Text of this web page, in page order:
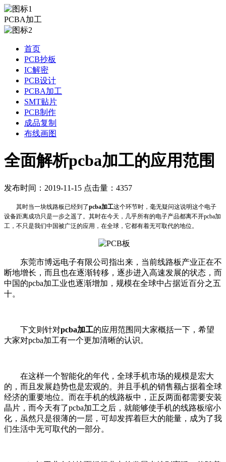
PCBA加工
首页
PCB抄板
IC解密
PCB设计
PCBA加工
SMT贴片
PCB制作
成品复制
布线画图
全面解析pcba加工的应用范围
发布时间：2019-11-15 点击量：4357
其时当一块线路板已经到了pcba加工这个环节时，毫无疑问这说明这个电子
设备距离成功只是一步之遥了。其时在今天，几乎所有的电子产品都离不开pcba加
工，不只是我们中国被广泛的应用，在全球，它都有着无可取代的地位。
东莞市博远电子有限公司指出来，当前线路板产业正在不
断地增长，而且也在逐渐转移，逐步进入高速发展的状态，而
中国的pcba加工业也逐渐增加，规模在全球中占据近百分之五
十。
下文则针对pcba加工的应用范围同大家概括一下，希望
大家对pcba加工有一个更加清晰的认识。
在这样一个智能化的年代，全球手机市场的规模是宏大
的，而且发展趋势也是宏观的。并且手机的销售额占据着全球
经济的重要地位。而在手机的线路板中，正反两面都需要安装
晶片，而今天有了pcba加工之后，就能够使手机的线路板缩小
化，虽然只是很薄的一层，可却发挥着巨大的能量，成为了我
们生活中无可取代的一部分。